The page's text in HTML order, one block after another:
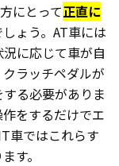
にとって正直に
しょう。AT車には
に応じて車が自
ラッチペダルが
る必要がありま
をするだけでエ
車ではこれらす
す。